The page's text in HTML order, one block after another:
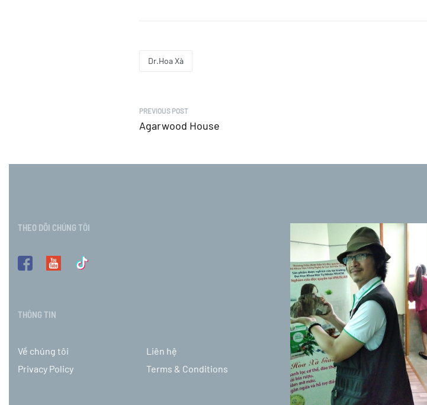
Dr.Hoa Xà
PREVIOUS POST
Agarwood House
THEO DÕI CHÚNG TÔI
THÔNG TIN
Về chúng tôi
Liên hệ
Privacy Policy
Terms & Conditions